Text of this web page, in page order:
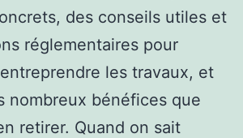
des conseils utiles et
réglementaires pour
les travaux, et
nombreux bénéfices que
retirer. Quand on sait